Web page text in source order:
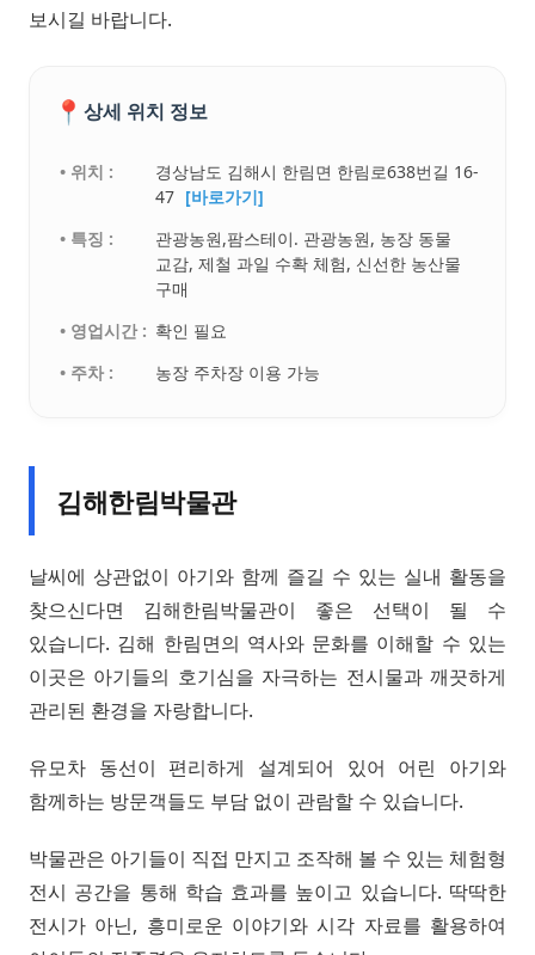
보시길 바랍니다.
📍 상세 위치 정보
• 위치 :
경상남도 김해시 한림면 한림로638번길 16-
47 [바로가기]
• 특징 :
관광농원,팜스테이. 관광농원, 농장 동물
교감, 제철 과일 수확 체험, 신선한 농산물
구매
• 영업시간 : 확인 필요
• 주차 :
농장 주차장 이용 가능
김해한림박물관
날씨에 상관없이 아기와 함께 즐길 수 있는 실내 활동을
찾으신다면 김해한림박물관이 좋은 선택이 될 수
있습니다. 김해 한림면의 역사와 문화를 이해할 수 있는
이곳은 아기들의 호기심을 자극하는 전시물과 깨끗하게
관리된 환경을 자랑합니다.
유모차 동선이 편리하게 설계되어 있어 어린 아기와
함께하는 방문객들도 부담 없이 관람할 수 있습니다.
박물관은 아기들이 직접 만지고 조작해 볼 수 있는 체험형
전시 공간을 통해 학습 효과를 높이고 있습니다. 딱딱한
전시가 아닌, 흥미로운 이야기와 시각 자료를 활용하여